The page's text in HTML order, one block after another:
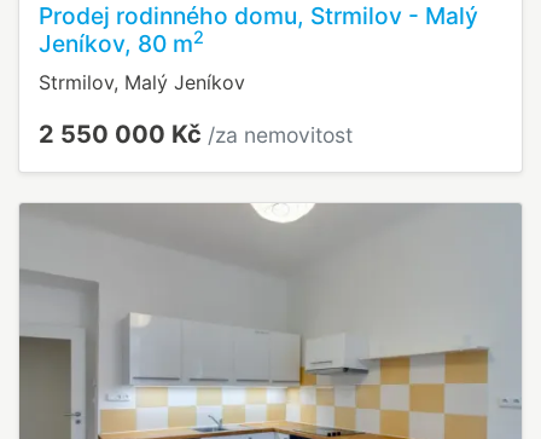
Prodej rodinného domu, Strmilov - Malý
Jeníkov, 80 m2
Strmilov, Malý Jeníkov
2 550 000 Kč /za nemovitost